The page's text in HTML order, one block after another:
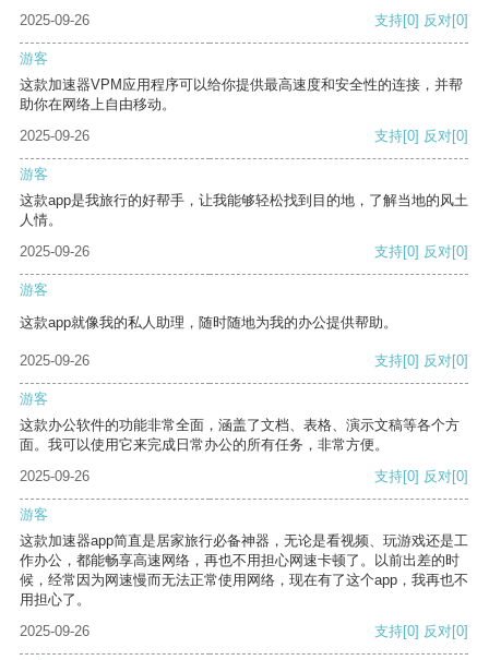
2025-09-26 支持[0] 反对[0]
游客
这款加速器VPM应用程序可以给你提供最高速度和安全性的连接，并帮
助你在网络上自由移动。
2025-09-26
支持[0] 反对[0]
游客
这款app是我旅行的好帮手，让我能够轻松找到目的地，了解当地的风土
人情。
2025-09-26
支持[0] 反对[0]
游客
这款app就像我的私人助理，随时随地为我的办公提供帮助。
2025-09-26 支持[0] 反对[0]
游客
这款办公软件的功能非常全面，涵盖了文档、表格、演示文稿等各个方
面。我可以使用它来完成日常办公的所有任务，非常方便。
2025-09-26
支持[0] 反对[0]
游客
这款加速器app简直是居家旅行必备神器，无论是看视频、玩游戏还是工
作办公，都能畅享高速网络，再也不用担心网速卡顿了。以前出差的时
候，经常因为网速慢而无法正常使用网络，现在有了这个app，我再也不
用担心了。
2025-09-26
支持[0] 反对[0]